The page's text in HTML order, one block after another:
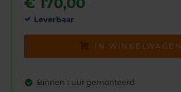
Leverbaar
IN WINKELWAGEN
Binnen 1 uur gemonteerd